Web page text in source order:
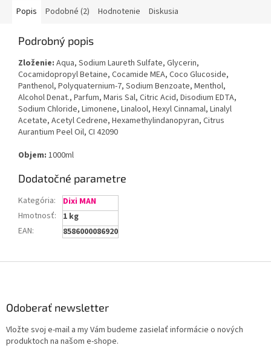
Popis Podobné (2) Hodnotenie Diskusia
Podrobný popis
Zloženie: Aqua, Sodium Laureth Sulfate, Glycerin,
Cocamidopropyl Betaine, Cocamide MEA, Coco Glucoside,
Panthenol, Polyquaternium-7, Sodium Benzoate, Menthol,
Alcohol Denat., Parfum, Maris Sal, Citric Acid, Disodium EDTA,
Sodium Chloride, Limonene, Linalool, Hexyl Cinnamal, Linalyl
Acetate, Acetyl Cedrene, Hexamethylindanopyran, Citrus
Aurantium Peel Oil, CI 42090
Objem: 1000ml
Dodatočné parametre
Kategória:
Dixi MAN
Hmotnosť:
1 kg
EAN: 8586000086920
Odoberať newsletter
Vložte svoj e-mail a my Vám budeme zasielať informácie o nových
produktoch na našom e-shope.